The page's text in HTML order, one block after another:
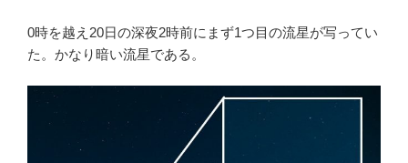
0時を越え20日の深夜2時前にまず1つ目の流星が写ってい
た。かなり暗い流星である。